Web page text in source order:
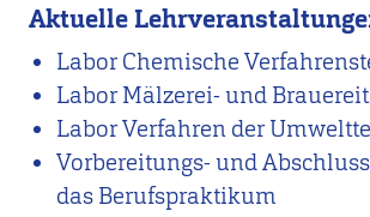
Aktuelle
Labor Chemische
Labor Mälzerei- und
Labor Verfahren der
Vorbereitungs- und
das Berufspraktikum